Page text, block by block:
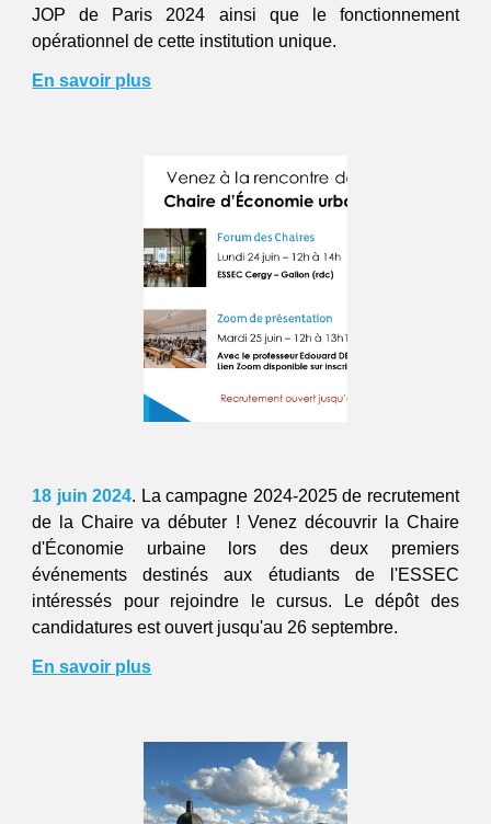
JOP de Paris 2024 ainsi que le fonctionnement
opérationnel de cette institution unique.
En savoir plus
18 juin2024. La campagne 2024-2025 de recrutement
de la Chaire va débuter ! Venez découvrir la Chaire
d'Économie urbaine lors des deux premiers
événements destinés aux étudiants de l'ESSEC
intéressés pour rejoindre le cursus. Le dépôt des
candidatures est ouvert jusqu'au 26 septembre.
En savoir plus